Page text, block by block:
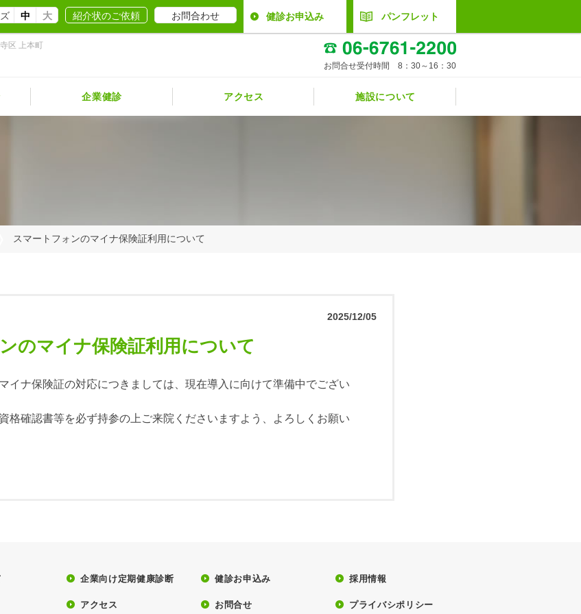
中 大 紹介状のご依頼 お問合わせ 健診お申込み パンフレット
区 上本町
お問合せ受付時間 8：30～16：30
企業健診 アクセス 施設について
スマートフォンのマイナ保険証利用について
2025/12/05
のマイナ保険証利用について
イナ保険証の対応につきましては、現在導入に向けて準備中でござい
格確認書等を必ず持参の上ご来院くださいますよう、よろしくお願い
企業向け定期健康診断
アクセス
健診お申込み
お問合せ
採用情報
プライバシポリシー